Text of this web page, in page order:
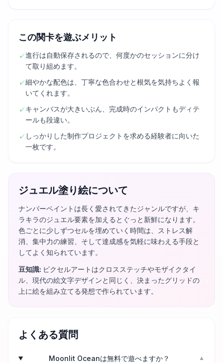
この関卡を遊ぶメリット
✓進行は自動保存されるので、何度かのセッションに分け
て取り組めます。
✓細やかな配色は、丁寧な色合わせと根気を気持ちよく報
いてくれます。
✓キャンバスが大きいぶん、完成時のインパクトもディテ
ールも段違い。
✓ しっかりした制作プロジェクトを求める経験者に向いた
一枚です。
ジュエル塗り絵について
ナンバーペイントは長く愛されてきたジャンルですが、キ
ラキラのジュエル要素を加えるとぐっと新鮮になります。
色ごとに少しずつセルを埋めていく時間は、ストレス解
消、集中力の練習、そして達成感を気軽に味わえる手段と
してよく知られています。
豆知識: ピクセルアートはクロスステッチやモザイクタイ
ル、現代の絵文字デザインと同じく、決まったグリッドの
上に絵を組み立てる発想で作られています。
よくある質問
Moonlit Oceanは無料で遊べますか？ ▼